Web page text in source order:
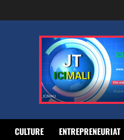
CULTURE ENTREPRENEURIAT